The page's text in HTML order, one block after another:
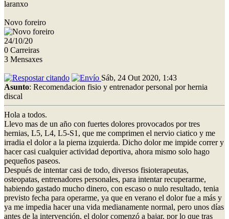
laranxo
Novo foreiro
24/10/20
0 Carreiras
3 Mensaxes
Sáb, 24 Out 2020, 1:43
Asunto: Recomendacion fisio y entrenador personal por hernia
discal
Hola a todos.
Llevo mas de un año con fuertes dolores provocados por tres
hernias, L5, L4, L5-S1, que me comprimen el nervio ciatico y me
irradia el dolor a la pierna izquierda. Dicho dolor me impide correr y
hacer casi cualquier actividad deportiva, ahora mismo solo hago
pequeños paseos.
Después de intentar casi de todo, diversos fisioterapeutas,
osteopatas, entrenadores personales, para intentar recuperarme,
habiendo gastado mucho dinero, con escaso o nulo resultado, tenia
previsto fecha para operarme, ya que en verano el dolor fue a más y
ya me impedia hacer una vida medianamente normal, pero unos días
antes de la intervención, el dolor comenzó a bajar, por lo que tras